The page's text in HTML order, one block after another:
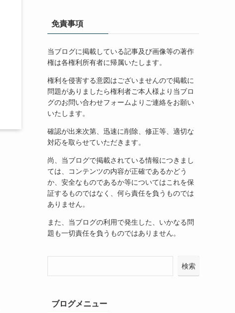
免責事項
当ブログに掲載している記事及び画像等の著作
権は各権利所有者に帰属いたします。
権利を侵害する意図はございませんので掲載に
問題がありましたら権利者ご本人様より当ブロ
グのお問い合わせフォームよりご連絡をお願い
いたします。
確認が出来次第、迅速に削除、修正等、適切な
対応を取らせていただきます。
尚、当ブログで掲載されている情報につきまし
ては、コンテンツの内容が正確であるかどう
か、安全なものであるか等についてはこれを保
証するものではなく、何ら責任を負うものでは
ありません。
また、当ブログの利用で発生した、いかなる問
題も一切責任を負うものではありません。
検索
ブログメニュー